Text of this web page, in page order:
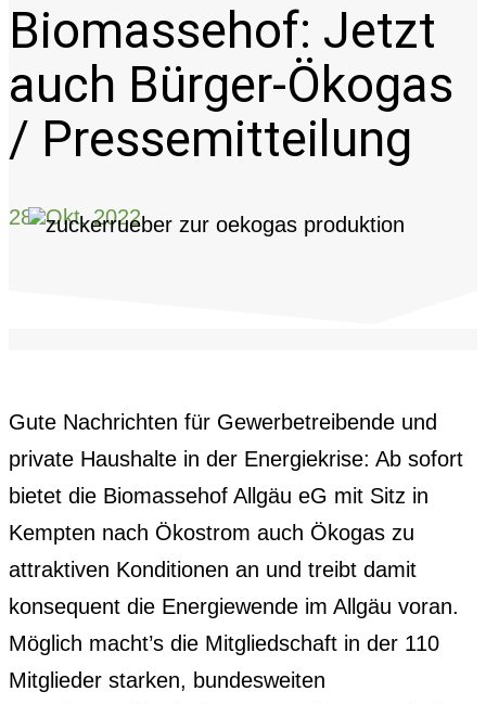
Biomassehof: Jetzt
auch Bürger-Ökogas
/ Pressemitteilung
28. Okt. 2022
Gute Nachrichten für Gewerbetreibende und
private Haushalte in der Energiekrise: Ab sofort
bietet die Biomassehof Allgäu eG mit Sitz in
Kempten nach Ökostrom auch Ökogas zu
attraktiven Konditionen an und treibt damit
konsequent die Energiewende im Allgäu voran.
Möglich macht’s die Mitgliedschaft in der 110
Mitglieder starken, bundesweiten